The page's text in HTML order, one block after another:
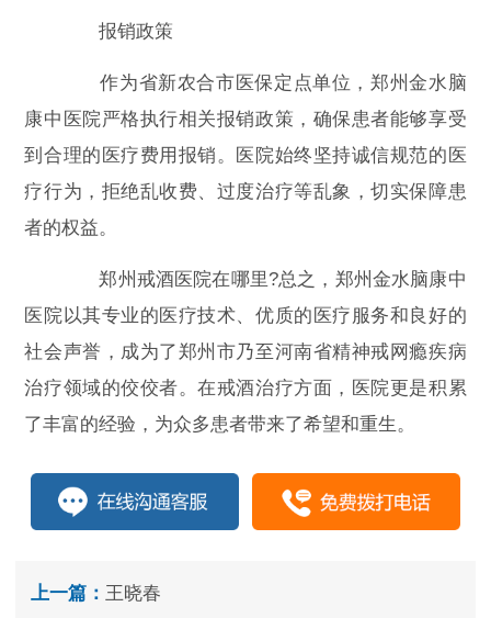
报销政策
作为省新农合市医保定点单位，郑州金水脑
康中医院严格执行相关报销政策，确保患者能够享受
到合理的医疗费用报销。医院始终坚持诚信规范的医
疗行为，拒绝乱收费、过度治疗等乱象，切实保障患
者的权益。
郑州戒酒医院在哪里?总之，郑州金水脑康中
医院以其专业的医疗技术、优质的医疗服务和良好的
社会声誉，成为了郑州市乃至河南省精神戒网瘾疾病
治疗领域的佼佼者。在戒酒治疗方面，医院更是积累
了丰富的经验，为众多患者带来了希望和重生。
上一篇： 王晓春